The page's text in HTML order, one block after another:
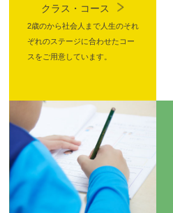
クラス・コース
2歳のから社会人まで人生のそれ
ぞれのステージに合わせたコー
スをご用意しています。